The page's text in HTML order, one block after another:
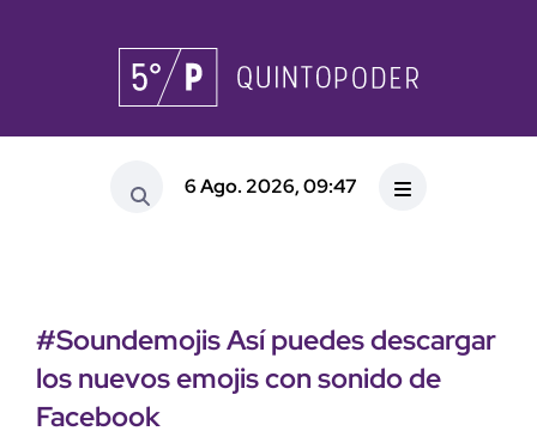
6 Ago. 2026, 09:47
#Soundemojis Así puedes descargar
los nuevos emojis con sonido de
Facebook